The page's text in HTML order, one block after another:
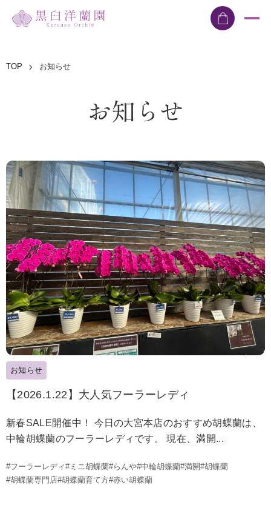
TOP お知らせ
お知らせ
お知らせ
【2026.1.22】大人気フーラーレディ
新春SALE開催中！ 今日の大宮本店のおすすめ胡蝶蘭は、
中輪胡蝶蘭のフーラーレディです。 現在、満開...
#フーラーレディ#ミニ胡蝶蘭#らんや#中輪胡蝶蘭#満開#胡蝶蘭
#胡蝶蘭専門店#胡蝶蘭育て方#赤い胡蝶蘭